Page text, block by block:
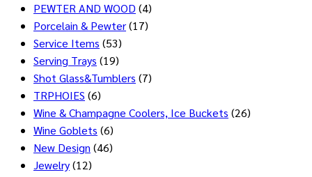
PEWTER AND WOOD (4)
Porcelain & Pewter(17)
Service Items (53)
Serving Trays (19)
Shot Glass&Tumblers (7)
TRPHOIES (6)
Wine & Champagne Coolers, Ice Buckets (26)
Wine Goblets (6)
New Design (46)
Jewelry(12)